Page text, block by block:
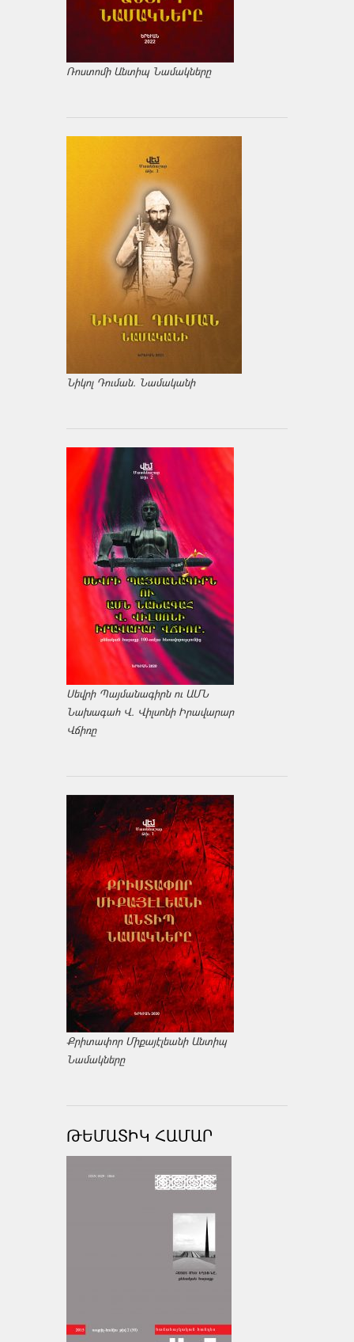
Ռոստոմի Անտիպ Նամակները
Նիկոլ Դուման. Նամականի
Սեվրի Պայմանագիրն ու ԱՄՆ
Նախագահ Վ. Վիլսոնի Իրավարար
Վճիռը
Քրիտափոր Միքայէլեանի Անտիպ
Նամակները
ԹԵՄԱՏԻԿ ՀԱՄԱՐ